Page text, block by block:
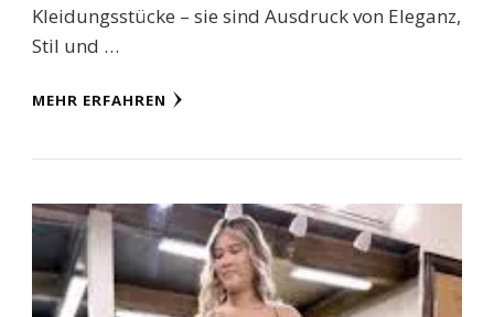
Kleidungsstücke – sie sind Ausdruck von Eleganz,
Stil und …
MEHR ERFAHREN